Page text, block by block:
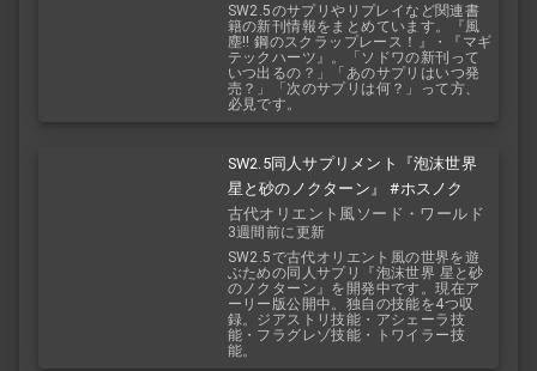
SW2.5のサプリやリプレイなど関連書
籍の新刊情報をまとめています。『風
塵!! 鋼のスクラップレース！』・『マギ
テックハーツ』。「ソドワの新刊って
いつ出るの？」「あのサプリはいつ発
売？」「次のサプリは何？」って方、
必見です。
SW2.5同人サプリメント『泡沫世界
星と砂のノクターン』 #ホスノク
古代オリエント風ソード・ワールド
2.5
3週間前に更新
SW2.5で古代オリエント風の世界を遊
ぶための同人サプリ『泡沫世界 星と砂
のノクターン』を開発中です。現在ア
ーリー版公開中。独自の技能を4つ収
録。ジアストリ技能・アシェーラ技
能・フラグレゾ技能・トワイラー技
能。